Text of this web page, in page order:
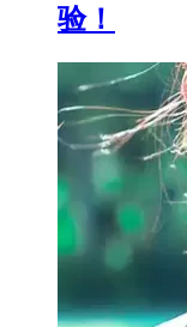
验！